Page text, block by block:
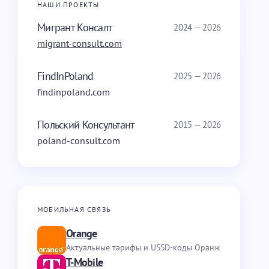
НАШИ ПРОЕКТЫ
Мигрант Консалт 2024 — 2026
migrant-consult.com
FindInPoland 2025 — 2026
findinpoland.com
Польский Консультант 2015 — 2026
poland-consult.com
МОБИЛЬНАЯ СВЯЗЬ
Orange
Актуальные тарифы и USSD-коды Оранж
T-Mobile